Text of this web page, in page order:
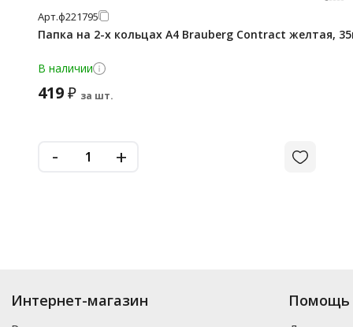
Арт.ф221795
Папка на 2-х кольцах А4 Brauberg Contract желтая,
В наличии
419₽ за шт.
- +
Интернет-магазин Помощь